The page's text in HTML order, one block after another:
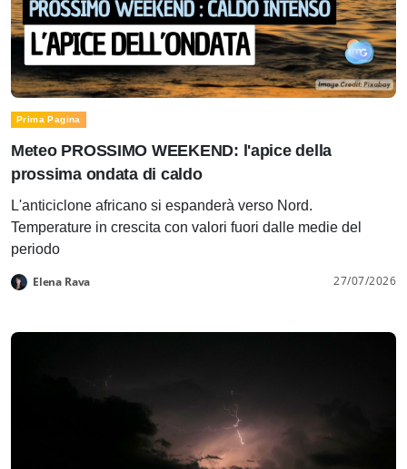
Prima Pagina
Meteo PROSSIMO WEEKEND: l'apice della
prossima ondata di caldo
L'anticiclone africano si espanderà verso Nord.
Temperature in crescita con valori fuori dalle medie del
periodo
Elena Rava 27/07/2026